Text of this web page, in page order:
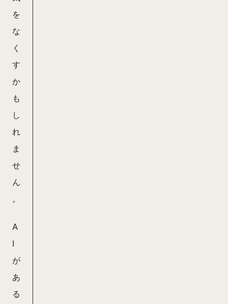
を
な
く
す
か
も
し
れ
ま
せ
ん
。
A
I
が
あ
る